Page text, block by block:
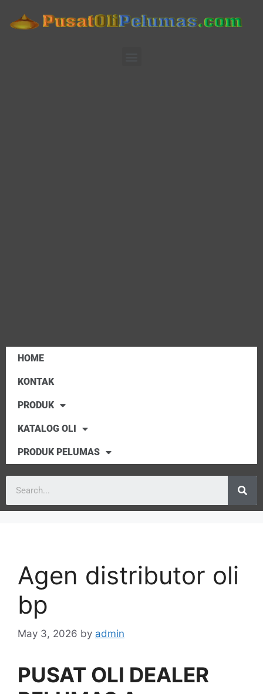
HOME
KONTAK
PRODUK
KATALOG OLI
PRODUK PELUMAS
Agen distributor oli
bp
May 3, 2026 by admin
PUSAT OLI DEALER